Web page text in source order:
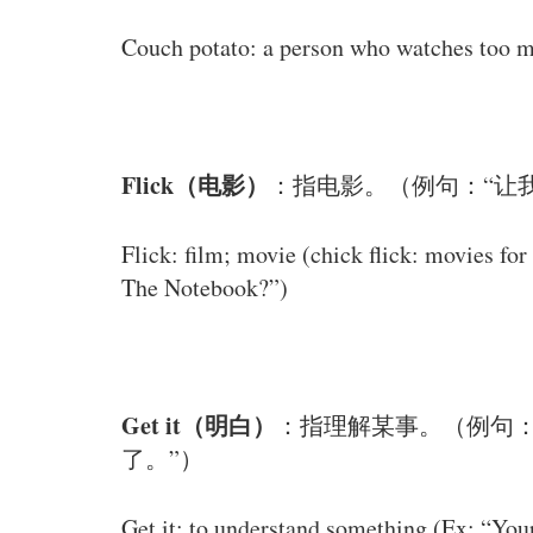
Couch potato: a person who watches too
Flick（电影） ：指电影。（例句：“
Flick: film; movie (chick flick: movies for
The Notebook?”)
Get it（明白）
：指理解某事。（例句
了。”）